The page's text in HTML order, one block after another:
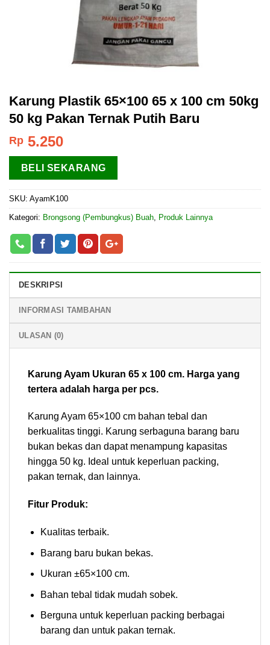
Karung Plastik 65×100 65 x 100 cm 50kg
50 kg Pakan Ternak Putih Baru
Rp 5.250
BELI SEKARANG
SKU: AyamK100
Kategori: Brongsong (Pembungkus) Buah Produk Lainnya
DESKRIPSI
INFORMASI TAMBAHAN
ULASAN (0)
Karung Ayam Ukuran 65 x 100 cm. Harga yang
tertera adalah harga per pcs.
Karung Ayam 65×100 cm bahan tebal dan
berkualitas tinggi. Karung serbaguna barang baru
bukan bekas dan dapat menampung kapasitas
hingga 50 kg. Ideal untuk keperluan packing,
pakan ternak, dan lainnya.
Fitur Produk:
Kualitas terbaik.
Barang baru bukan bekas.
Ukuran ±65×100 cm.
Bahan tebal tidak mudah sobek.
Berguna untuk keperluan packing berbagai
barang dan untuk pakan ternak.